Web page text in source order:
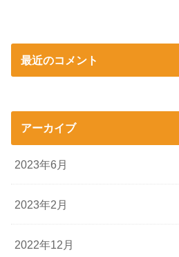
最近のコメント
アーカイブ
2023年6月
2023年2月
2022年12月